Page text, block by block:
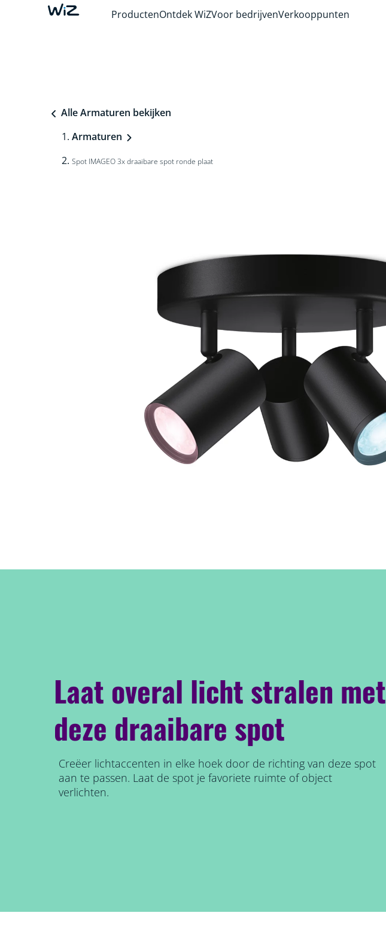
ProductenOntdek WiZVoor bedrijvenVerkooppunten
Alle Armaturen bekijken
Armaturen
Spot IMAGEO 3x draaibare spot ronde plaat
Laat overal licht stralen met
deze draaibare spot
Creëer lichtaccenten in elke hoek door de richting van deze spot
aan te passen. Laat de spot je favoriete ruimte of object
verlichten.